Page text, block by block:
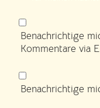
Benachrichtige
Kommentare via
Benachrichtige